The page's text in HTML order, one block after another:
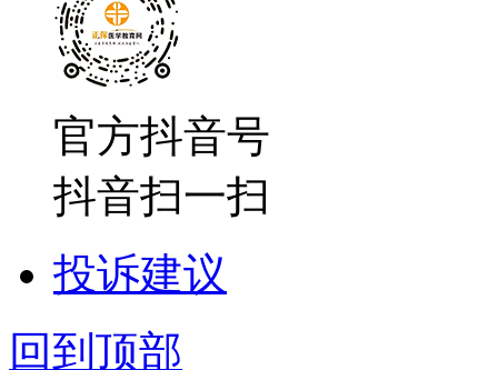
官方抖音号
抖音扫一扫
投诉建议
回到顶部